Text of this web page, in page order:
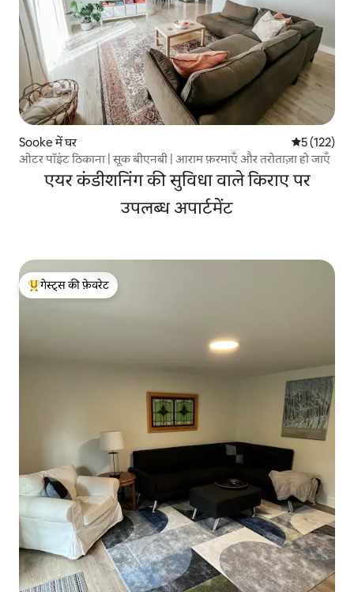
Sooke में घर औसत रेटिंग 5
5 (122)
ओटर पॉइंट ठिकाना | सूक बीएनबी | आराम फ़रमाएँ और तरोताज़ा हो जाएँ
एयर कंडीशनिंग की सुविधा वाले किराए पर
उपलब्ध अपार्टमेंट
गेस्ट्स का टॉप फ़ेवरेट
गेस्ट्स की फ़ेवरेट